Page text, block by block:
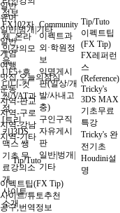
일반
유머
일반|벙개|기타
일반
게임
여행
맛집,오늘의점심
운동
지역-판교
지역-구로
지역-강남
지역-기타
Tip/Tuto
이펙트팁(FX Tip)
사이트/튜토추천
공구,번역정보
정보
FX102자
체_온라
인강의모
음
UE5+후
디니-컷
씬/VAT과
정
[트리
키]3DS
맥스 쌩
기초 무
료강의소
개
사이트
소개
Community
이펙트과
외·학원정
보
익명게시
판(일상/개
발/사내고
충)
구인구직
자유게시
판
일반|벙개|
기타
Tip/Tuto
이펙트팁
(FX Tip)
FX레퍼런
스
(Reference)
Tricky's
3DS MAX
기초무료
특강
Tricky's 완
전기초
Houdini설
명